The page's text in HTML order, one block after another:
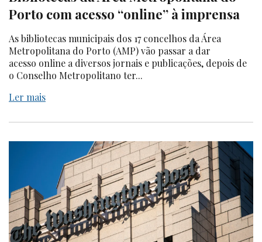
Porto com acesso “online” à imprensa
As bibliotecas municipais dos 17 concelhos da Área
Metropolitana do Porto (AMP) vão passar a dar
acesso online a diversos jornais e publicações, depois de
o Conselho Metropolitano ter...
Ler mais